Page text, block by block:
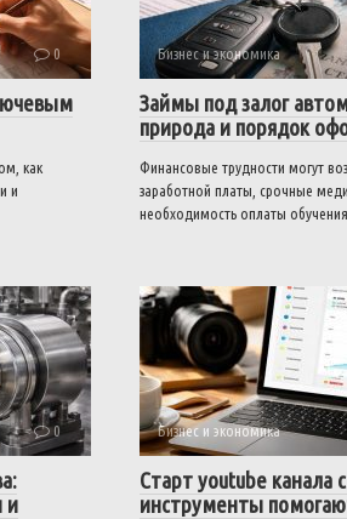
0
как
и
Бизнес и экономика
Займы под залог
природа и порядок
Финансовые трудности могут
заработной платы, срочные
необходимость оплаты обучения
0
и
Бизнес и экономика
Старт youtube канала
инструменты